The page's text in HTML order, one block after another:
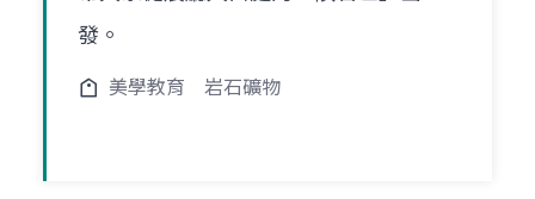
發。
美學教育 岩石礦物